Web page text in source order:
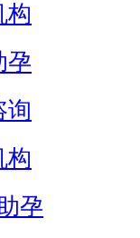
构
孕
询
构
孕